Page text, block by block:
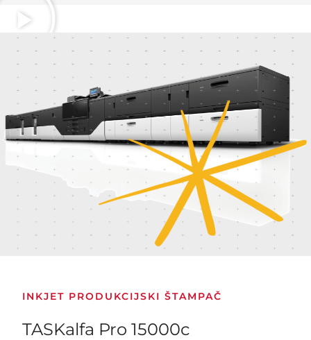
INKJET PRODUKCIJSKI ŠTAMPAČ
TASKalfa Pro 15000c